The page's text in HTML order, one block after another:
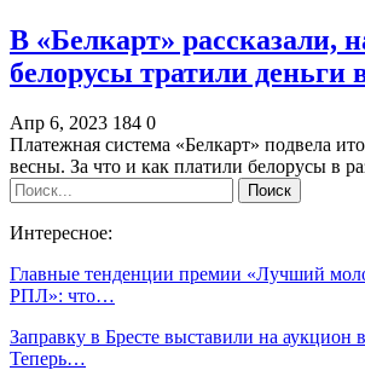
В «Белкарт» рассказали,
белорусы тратили деньги
Апр 6, 2023 184 0
Платежная система «Белкарт» подвела
весны. За что и как платили белорусы в
Интересное:
Главные тенденции премии «Лучший
РПЛ»: что…
Заправку в Бресте выставили на аукцион
Теперь…